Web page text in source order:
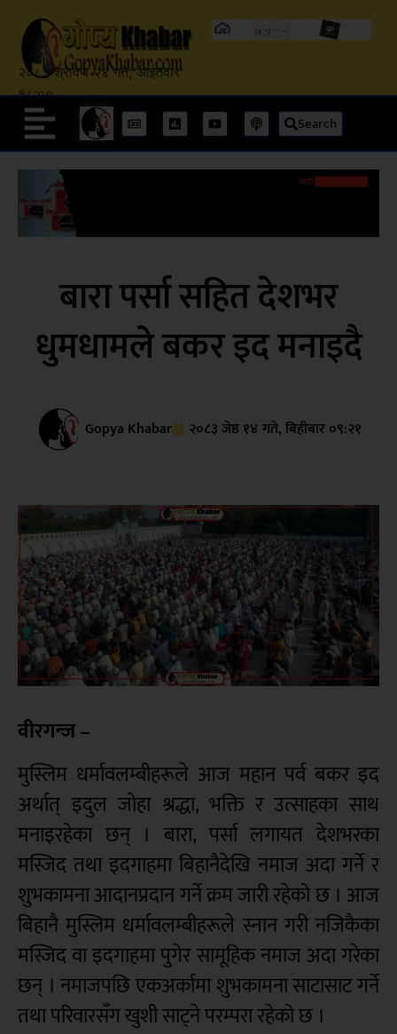
२०८३ श्रावण २४ गते, आईतवार
१८:००
Search
बारा पर्सा सहित देशभर
धुमधामले बकर इद मनाइदै
Gopya Khabar २०८३ जेष्ठ १४ गते, बिहीबार ०९:२१
वीरगन्ज –
मुस्लिम धर्मावलम्बीहरूले आज महान पर्व बकर इद
अर्थात् इदुल जोहा श्रद्धा, भक्ति र उत्साहका साथ
मनाइरहेका छन् । बारा, पर्सा लगायत देशभरका
मस्जिद तथा इदगाहमा बिहानैदेखि नमाज अदा गर्ने र
शुभकामना आदानप्रदान गर्ने क्रम जारी रहेको छ । आज
बिहानै मुस्लिम धर्मावलम्बीहरूले स्नान गरी नजिकैका
मस्जिद वा इदगाहमा पुगेर सामूहिक नमाज अदा गरेका
छन् । नमाजपछि एकअर्कामा शुभकामना साटासाट गर्ने
तथा परिवारसँग खुशी साट्ने परम्परा रहेको छ ।